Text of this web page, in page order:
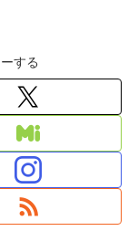
する